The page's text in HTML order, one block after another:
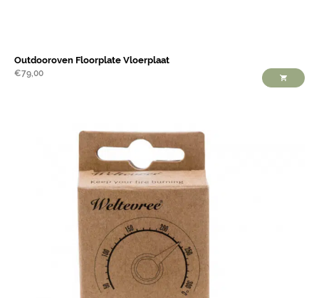
Outdooroven Floorplate Vloerplaat
€79,00